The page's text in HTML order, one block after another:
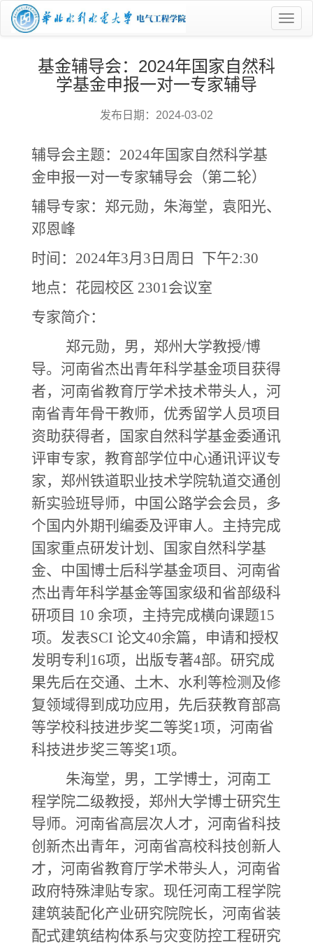
菜
单
基金辅导会：2024年国家自然科
学基金申报一对一专家辅导
发布日期：2024-03-02
辅导会主题： 2024年国家自然科学基
金申报一对一专家辅导会（第二轮）
辅导专家：郑元勋，朱海堂，袁阳光、
邓恩峰
时间： 2024年3月 3 日周日 下午2:30
地点：花园校区 2301会议室
专家简介：
郑元勋，男，郑州大学教授/博
导。河南省杰出青年科学基金项目获得
者，河南省教育厅学术技术带头人，河
南省青年骨干教师，优秀留学人员项目
资助获得者，国家自然科学基金委通讯
评审专家，教育部学位中心通讯评议专
家，郑州铁道职业技术学院轨道交通创
新实验班导师，中国公路学会会员，多
个国内外期刊编委及评审人。主持完成
国家重点研发计划、国家自然科学基
金、中国博士后科学基金项目、河南省
杰出青年科学基金等国家级和省部级科
研项目 10 余项，主持完成横向课题15
项。发表SCI 论文40余篇，申请和授权
发明专利16项，出版专著4部。研究成
果先后在交通、土木、水利等检测及修
复领域得到成功应用，先后获教育部高
等学校科技进步奖二等奖1项，河南省
科技进步奖三等奖1项。
朱海堂，男，工学博士，河南工
程学院二级教授，郑州大学博士研究生
导师。河南省高层次人才，河南省科技
创新杰出青年，河南省高校科技创新人
才，河南省教育厅学术带头人，河南省
政府特殊津贴专家。现任河南工程学院
建筑装配化产业研究院院长，河南省装
配式建筑结构体系与灾变防控工程研究